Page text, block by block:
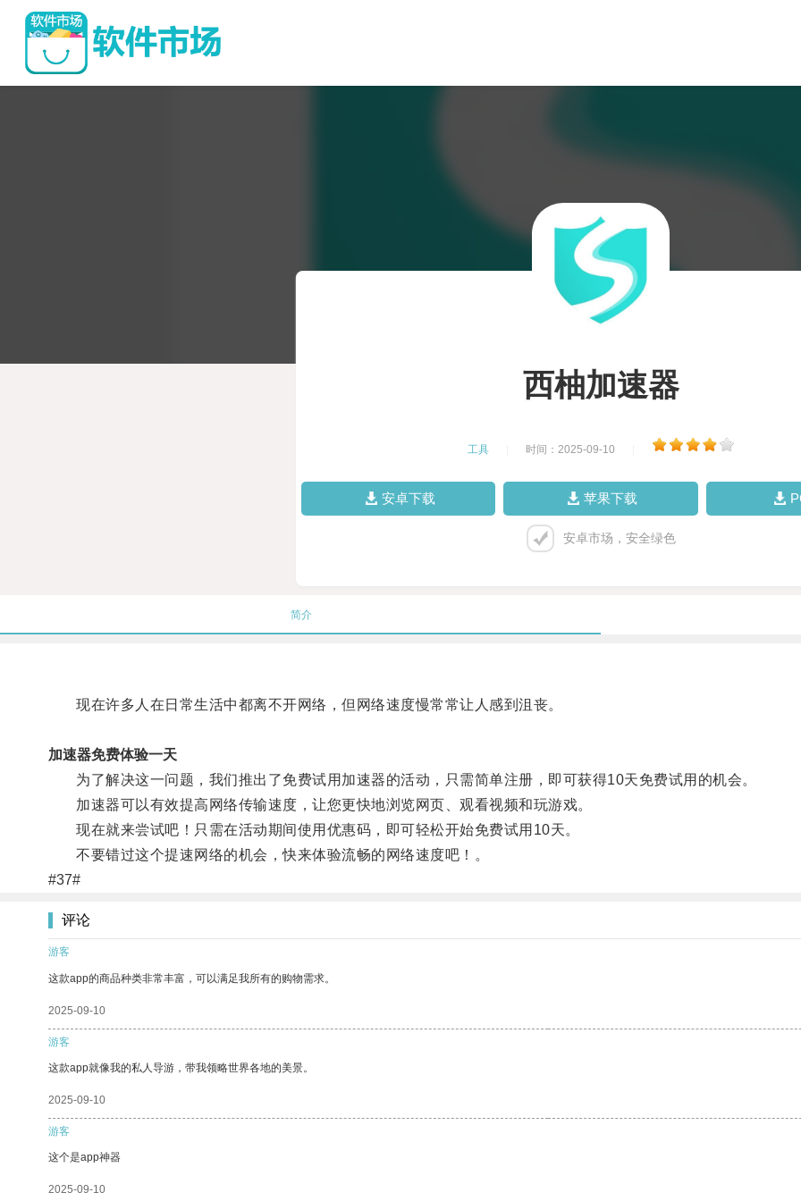
西柚加速器
工具 时间：2025-09-10
安卓下载 苹果下载
安卓市场，安全绿色
简介
现在许多人在日常生活中都离不开网络，但网络速度慢常常让人感到沮丧。
加速器免费体验一天
为了解决这一问题，我们推出了免费试用加速器的活动，只需简单注册，即可获得10天免费试用的机会。
加速器可以有效提高网络传输速度，让您更快地浏览网页、观看视频和玩游戏。
现在就来尝试吧！只需在活动期间使用优惠码，即可轻松开始免费试用10天。
不要错过这个提速网络的机会，快来体验流畅的网络速度吧！。
#37#
评论
游客
这款app的商品种类非常丰富，可以满足我所有的购物需求。
2025-09-10
游客
这款app就像我的私人导游，带我领略世界各地的美景。
2025-09-10
游客
这个是app神器
2025-09-10